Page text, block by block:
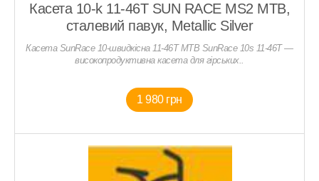
Касета 10-k 11-46T SUN RACE MS2 MTB,
сталевий павук, Metallic Silver
Касета SunRace 10-швидкісна 11-46T MTB SunRace 10s 11-46T —
високопродуктивна касета для гірських..
1 980 грн